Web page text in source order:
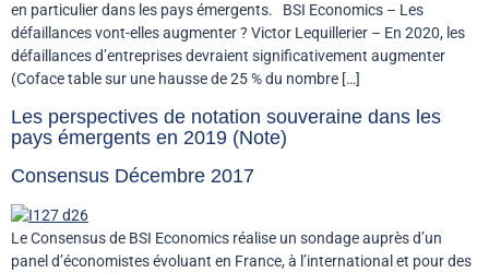
en particulier dans les pays émergents. BSI Economics – Les
défaillances vont-elles augmenter ? Victor Lequillerier – En 2020, les
défaillances d’entreprises devraient significativement augmenter
(Coface table sur une hausse de 25 % du nombre […]
Les perspectives de notation souveraine dans les
pays émergents en 2019 (Note)
Consensus Décembre 2017
Le Consensus de BSI Economics réalise un sondage auprès d’un
panel d’économistes évoluant en France, à l’international et pour des